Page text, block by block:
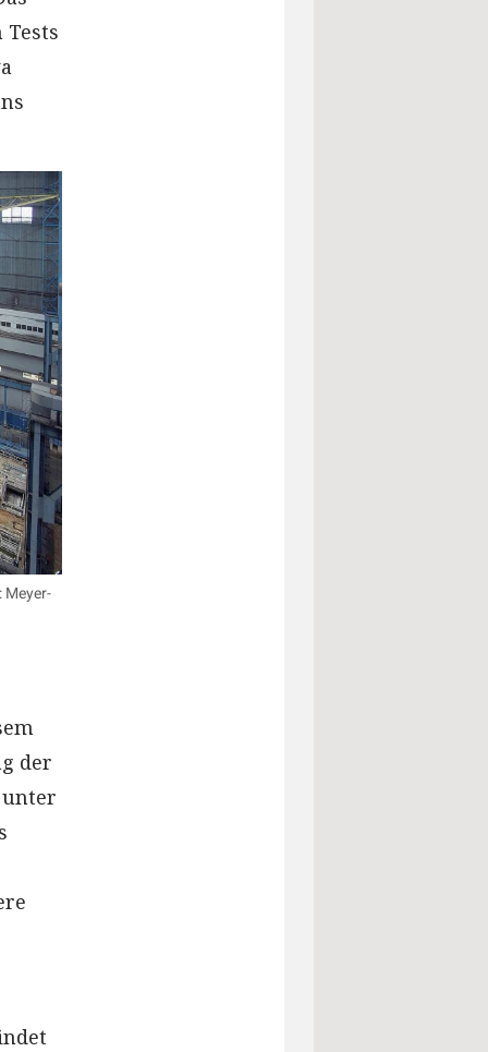
Meyer-
der
unter